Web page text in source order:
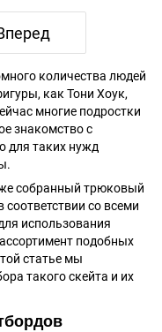
количества людей
как Тони Хоук,
многие подростки
знакомство с
для таких нужд
собранный трюковый
со всеми
использования
подобных
статье мы
такого скейта и их